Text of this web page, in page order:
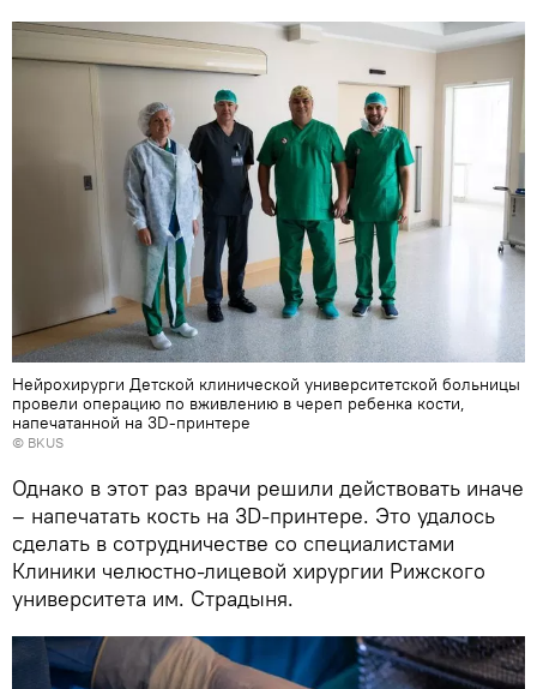
Нейрохирурги Детской клинической университетской больницы
провели операцию по вживлению в череп ребенка кости,
напечатанной на 3D-принтере
© BKUS
Однако в этот раз врачи решили действовать иначе
– напечатать кость на 3D-принтере. Это удалось
сделать в сотрудничестве со специалистами
Клиники челюстно-лицевой хирургии Рижского
университета им. Страдыня.